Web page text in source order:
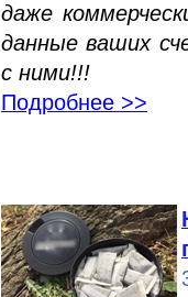
даже
данные ваших
с ними!!!
Подробнее >>